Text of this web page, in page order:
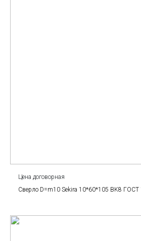
Цена договорная
Сверло D=m10 Sekira 10*60*105 BK8 ГОСТ